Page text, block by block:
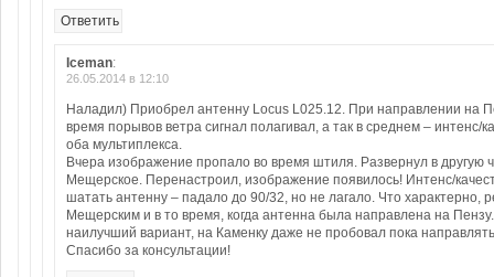
Ответить
Iceman:
26.05.2014 в 12:10
Наладил) Приобрел антенну Locus L025.12. При направлении на
время порывов ветра сигнал полагивал, а так в среднем – интенс/
оба мультиплекса.
Вчера изображение пропало во время штиля. Развернул в другую
Мещерское. Перенастроил, изображение появилось! Интенс/
шатать антенну – падало до 90/32, но не лагало. Что характерно,
Мещерским и в то время, когда антенна была направлена на
наилучший вариант, на Каменку даже не пробовал пока
Спасибо за консультации!